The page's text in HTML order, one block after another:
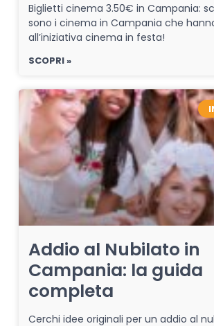
Biglietti cinema 3.50€ in Campania:
sono i cinema in Campania che
all’iniziativa cinema in festa!
SCOPRI »
Addio al Nubilato in
Campania: la guida
completa
Cerchi idee originali per un addio al